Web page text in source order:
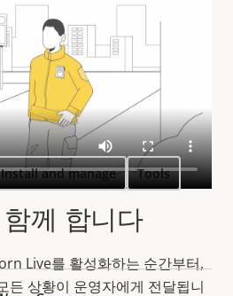
께 합니다
Live를 활성화하는 순간부터,
든 상황이 운영자에게 전달됩니
제품
자 정의, 향상 및 추가합니다.
Install and manage Tools